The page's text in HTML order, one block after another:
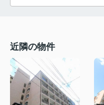
近隣の物件